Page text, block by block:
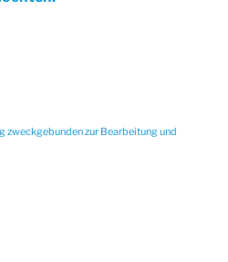
zweckgebunden zur Bearbeitung und